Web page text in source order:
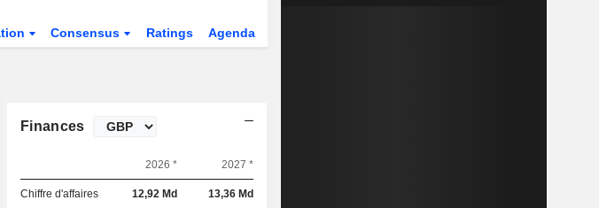
Consensus Ratings Agenda
Finances
2026 * 2027 *
Chiffre d'affaires 12,92 Md 13,36 Md